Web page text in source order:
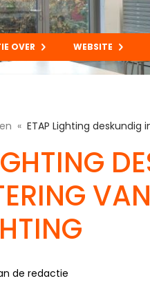
OVER WEBSITE
«ETAP Lighting
de redactie